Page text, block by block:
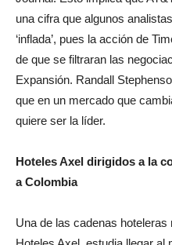
una cifra que algunos
‘inflada’, pues la acción de
de que se filtraran las
Expansión. Randall
que en un mercado que
quiere ser la líder.
Hoteles Axel dirigidos a la
a Colombia
Una de las cadenas